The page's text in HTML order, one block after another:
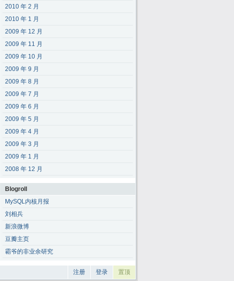
2010 年 2 月
2010 年 1 月
2009 年 12 月
2009 年 11 月
2009 年 10 月
2009 年 9 月
2009 年 8 月
2009 年 7 月
2009 年 6 月
2009 年 5 月
2009 年 4 月
2009 年 3 月
2009 年 1 月
2008 年 12 月
Blogroll
MySQL内核月报
刘相兵
新浪微博
豆瓣主页
霸爷的非业余研究
注册 登录 置顶